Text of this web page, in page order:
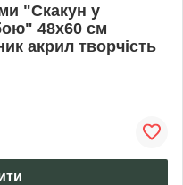
"Скакун у
48х60 см
акрил творчість